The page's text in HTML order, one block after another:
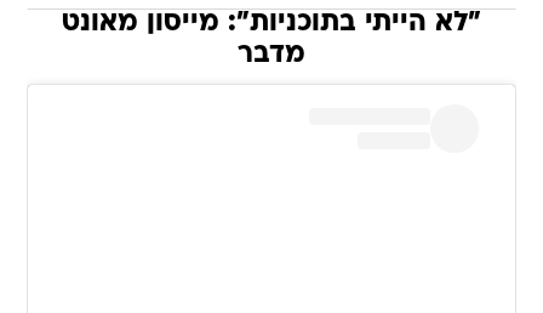
"לא הייתי בתוכניות": מייסון מאונט
מדבר